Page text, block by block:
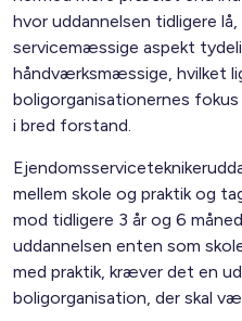
hvor uddannelsen tidligere
servicemæssige aspekt
håndværksmæssige, hvilket
boligorganisationernes
i bred forstand.
mellem skole og praktik og
mod tidligere 3 år og 6
uddannelsen enten som
med praktik, kræver det en
boligorganisation, der skal